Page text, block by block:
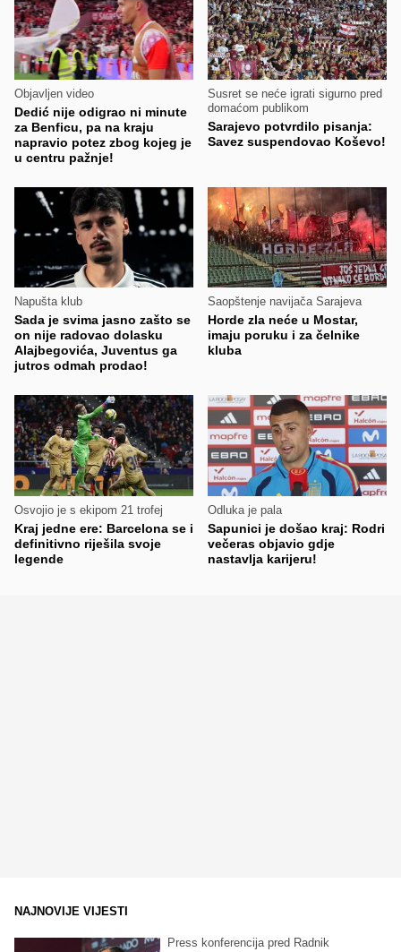
Objavljen video
Dedić nije odigrao ni minute
za Benficu, pa na kraju
napravio potez zbog kojeg je
u centru pažnje!
Susret se neće igrati sigurno pred
domaćom publikom
Sarajevo potvrdilo pisanja:
Savez suspendovao Koševo!
Napušta klub
Sada je svima jasno zašto se
on nije radovao dolasku
Alajbegovića, Juventus ga
jutros odmah prodao!
Saopštenje navijača Sarajeva
Horde zla neće u Mostar,
imaju poruku i za čelnike
kluba
Osvojio je s ekipom 21 trofej
Kraj jedne ere: Barcelona se i
definitivno riješila svoje
legende
Odluka je pala
Sapunici je došao kraj: Rodri
večeras objavio gdje
nastavlja karijeru!
NAJNOVIJE VIJESTI
Press konferencija pred Radnik